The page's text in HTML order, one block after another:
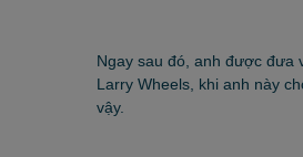
Ngay sau đó, anh được đưa
Larry Wheels, khi anh này
vậy.